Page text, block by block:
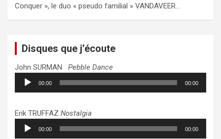
Conquer », le duo « pseudo familial » VANDAVEER…
Disques que j’écoute
John SURMAN Pebble Dance
Lecteur
audio
00:00 00:00
Erik TRUFFAZ Nostalgia
Lecteur
audio
00:00 00:00